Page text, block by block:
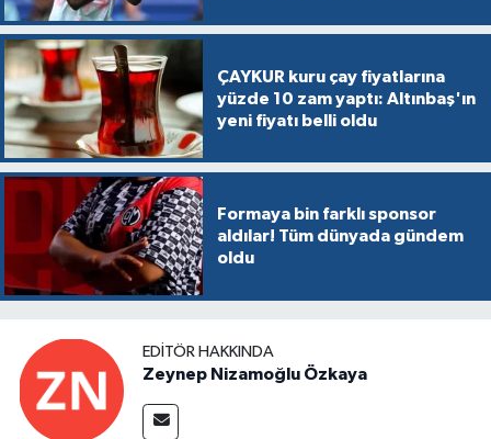
ÇAYKUR kuru çay fiyatlarına
yüzde 10 zam yaptı: Altınbaş'ın
yeni fiyatı belli oldu
Formaya bin farklı sponsor
aldılar! Tüm dünyada gündem
oldu
EDITÖR HAKKINDA
Zeynep Nizamoğlu Özkaya